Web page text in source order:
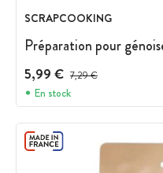
SCRAPCOOKING
Préparation pour
5,99 € Prix avant réduction :
7,29 €
En stock